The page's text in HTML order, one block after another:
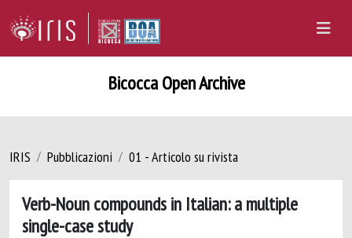
Bicocca Open Archive
IRIS Pubblicazioni 01 - Articolo su rivista
Verb-Noun compounds in Italian: a multiple
single-case study